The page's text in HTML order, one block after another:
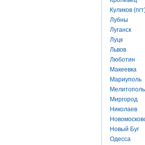
Куликов
Лубны
Луганск
Луцк
Львов
Люботин
Макеевка
Мариуполь
Мелитополь
Миргород
Николаев
Новый Буг
Одесса